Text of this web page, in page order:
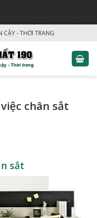
CẬY - THỜI TRANG
chân sắt
sắt